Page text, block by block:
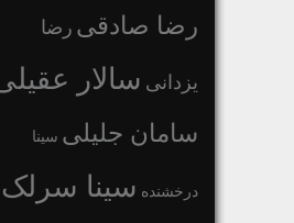
رضا صادقی رضا
یزدانی سالار
سامان جلیلی سینا
درخشنده سینا سرلک